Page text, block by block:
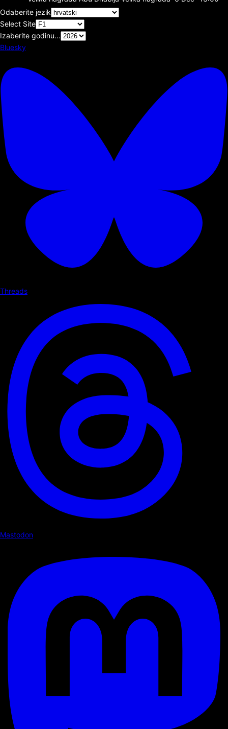
Odaberite jezik
Select Site
Izaberite godinu...
Bluesky
Threads
Mastodon